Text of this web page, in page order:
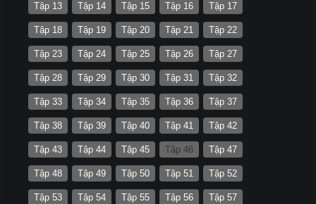
Tập 13 Tập 14 Tập 15 Tập 16 Tập 17
Tập 18 Tập 19 Tập 20 Tập 21 Tập 22
Tập 23 Tập 24 Tập 25 Tập 26 Tập 27
Tập 28 Tập 29 Tập 30 Tập 31 Tập 32
Tập 33 Tập 34 Tập 35 Tập 36 Tập 37
Tập 38 Tập 39 Tập 40 Tập 41 Tập 42
Tập 43 Tập 44 Tập 45 Tập 46 Tập 47
Tập 48 Tập 49 Tập 50 Tập 51 Tập 52
Tập 53 Tập 54 Tập 55 Tập 56 Tập 57